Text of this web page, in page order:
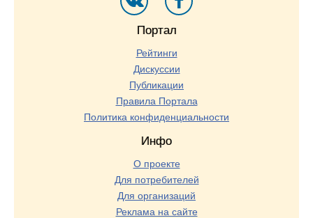
Портал
Рейтинги
Дискуссии
Публикации
Правила Портала
Политика конфиденциальности
Инфо
О проекте
Для потребителей
Для организаций
Реклама на сайте